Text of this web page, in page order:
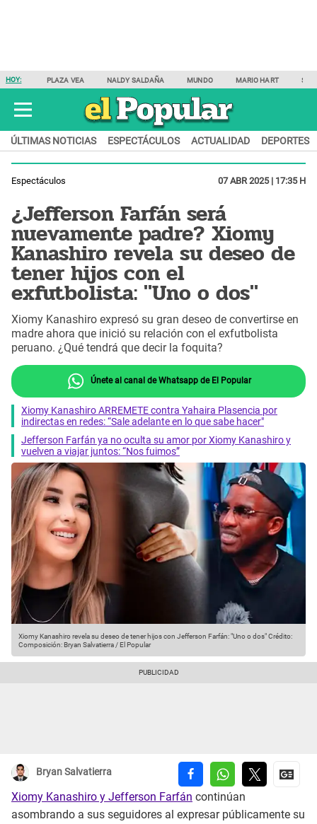
HOY: PLAZA VEA NALDY SALDAÑA MUNDO MARIO HART
ÚLTIMAS NOTICIAS ESPECTÁCULOS ACTUALIDAD DEPORTES
Espectáculos 07 ABR 2025 | 17:35 H
¿Jefferson Farfán será
nuevamente padre? Xiomy
Kanashiro revela su deseo de
tener hijos con el
exfutbolista: "Uno o dos"
Xiomy Kanashiro expresó su gran deseo de convertirse en
madre ahora que inició su relación con el exfutbolista
peruano. ¿Qué tendrá que decir la foquita?
Únete al canal de Whatsapp de El Popular
Xiomy Kanashiro ARREMETE contra Yahaira Plasencia por
indirectas en redes: “Sale adelante en lo que sabe hacer"
Jefferson Farfán ya no oculta su amor por Xiomy Kanashiro y
vuelven a viajar juntos: “Nos fuimos”
Xiomy Kanashiro revela su deseo de tener hijos con Jefferson Farfán: "Uno o dos"Crédito:
Composición: Bryan Salvatierra / El Popular
Bryan Salvatierra
Xiomy Kanashiro y Jefferson Farfán continúan
asombrando a sus seguidores al expresar públicamente su